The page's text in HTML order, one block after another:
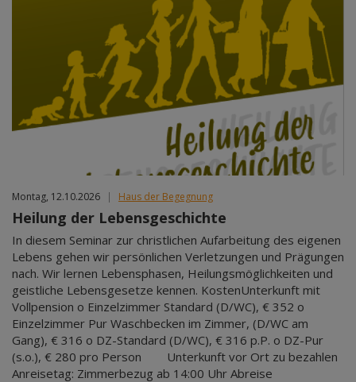
Montag, 12.10.2026 | Haus der Begegnung
Heilung der Lebensgeschichte
In diesem Seminar zur christlichen Aufarbeitung des eigenen
Lebens gehen wir persönlichen Verletzungen und Prägungen
nach. Wir lernen Lebensphasen, Heilungsmöglichkeiten und
geistliche Lebensgesetze kennen. KostenUnterkunft mit
Vollpension o Einzelzimmer Standard (D/WC), € 352 o
Einzelzimmer Pur Waschbecken im Zimmer, (D/WC am
Gang), € 316 o DZ-Standard (D/WC), € 316 p.P. o DZ-Pur
(s.o.), € 280 pro Person Unterkunft vor Ort zu bezahlen
Anreisetag: Zimmerbezug ab 14:00 Uhr Abreise